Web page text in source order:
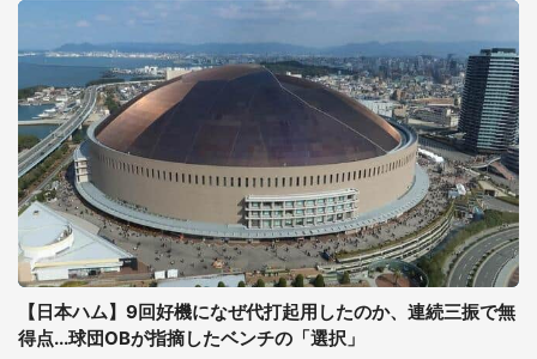
【日本ハム】9回好機になぜ代打起用したのか、連続三振で無
得点...球団OBが指摘したベンチの「選択」